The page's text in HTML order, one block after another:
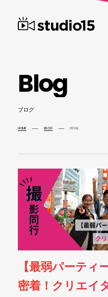
Blog
ブロ グ
HOME BLOG DETAIL
【最弱パーテ
密着！クリエイ